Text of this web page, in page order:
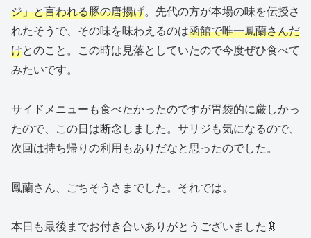
ジ」と言われる豚の唐揚げ。先代の方が本場の味を伝授さ
れたそうで、その味を味わえるのは函館で唯一鳳蘭さんだ
けとのこと。この時は見落としていたので今度ぜひ食べて
みたいです。
サイドメニューも食べたかったのですが胃袋的に厳しかっ
たので、この日は断念しました。サリジも気になるので、
次回は持ち帰りの利用もありだなと思ったのでした。
鳳蘭さん、ごちそうさまでした。それでは。
本日も最後までお付き合いありがとうございました🦑